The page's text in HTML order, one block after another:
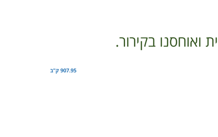
ואוחסנו בקירור.
907.95 ק"ב